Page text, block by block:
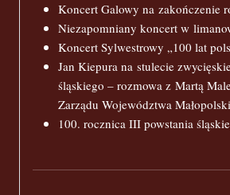
Koncert Galowy na zakończenie
Niezapomniany koncert w
Koncert Sylwestrowy „100 lat
Jan Kiepura na stulecie
śląskiego – rozmowa z Martą
Zarządu Województwa
100. rocznica III powstania